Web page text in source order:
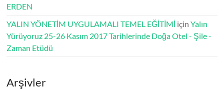
ERDEN
YALIN YÖNETİM UYGULAMALI TEMEL EĞİTİMİ içinYalın
Yürüyoruz 25-26 Kasım 2017 Tarihlerinde Doğa Otel - Şile -
Zaman Etüdü
Arşivler